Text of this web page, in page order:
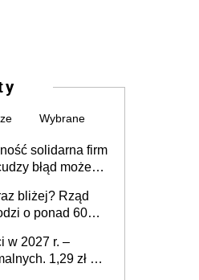
Wybrane
solidarna firm
błąd może
bliżej? Rząd
o ponad 60
w 2027 r. –
1,29 zł za